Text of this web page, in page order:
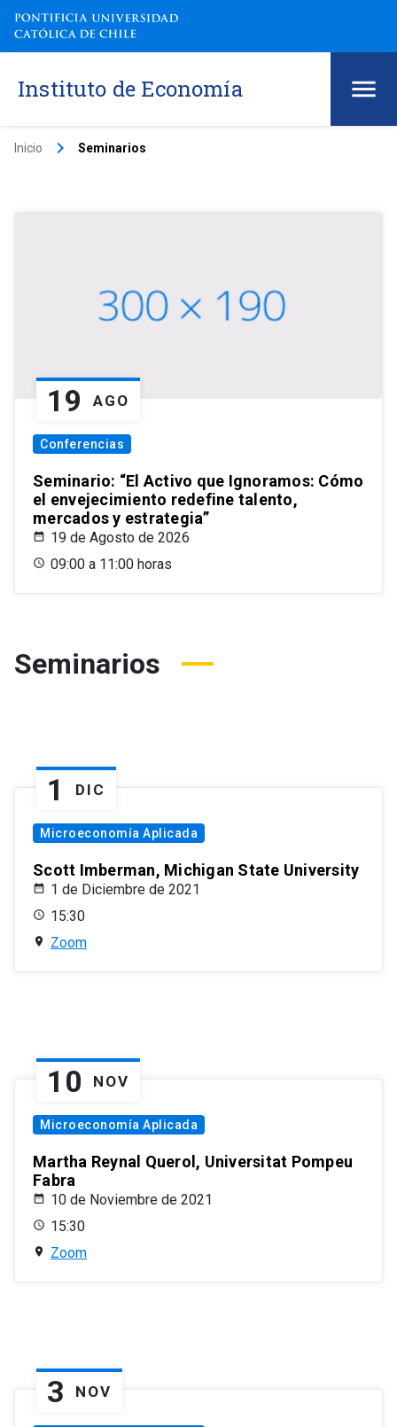
Instituto de Economía
Inicio keyboard_arrow_right Seminarios
19 AGO
Conferencias
Seminario: “El Activo que Ignoramos: Cómo
el envejecimiento redefine talento,
mercados y estrategia”
19 de Agosto de 2026
09:00 a 11:00 horas
Seminarios
1 DIC
Microeconomía Aplicada
Scott Imberman, Michigan State University
1 de Diciembre de 2021
15:30
Zoom
10 NOV
Microeconomía Aplicada
Martha Reynal Querol, Universitat Pompeu
Fabra
10 de Noviembre de 2021
15:30
Zoom
3 NOV